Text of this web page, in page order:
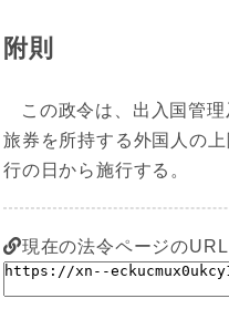
附則
この政令は、出入国管
旅券を所持する外国人の
行の日から施行する。
現在の法令ページの